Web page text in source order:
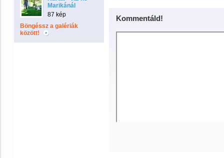
Marikánál
87 kép
Böngéssz a galériák
között!
Kommentáld!